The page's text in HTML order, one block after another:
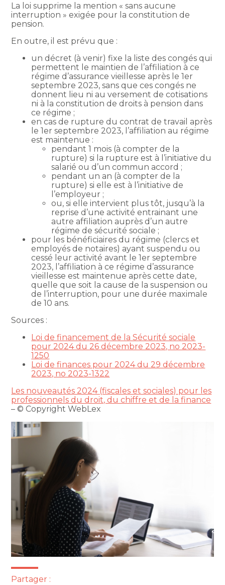
La loi supprime la mention « sans aucune
interruption » exigée pour la constitution de
pension.
En outre, il est prévu que :
un décret (à venir) fixe la liste des congés qui
permettent le maintien de l’affiliation à ce
régime d’assurance vieillesse après le 1er
septembre 2023, sans que ces congés ne
donnent lieu ni au versement de cotisations
ni à la constitution de droits à pension dans
ce régime ;
en cas de rupture du contrat de travail après
le 1er septembre 2023, l’affiliation au régime
est maintenue :
pendant 1 mois (à compter de la
rupture) si la rupture est à l’initiative du
salarié ou d’un commun accord ;
pendant un an (à compter de la
rupture) si elle est à l’initiative de
l’employeur ;
ou, si elle intervient plus tôt, jusqu’à la
reprise d’une activité entrainant une
autre affiliation auprès d’un autre
régime de sécurité sociale ;
pour les bénéficiaires du régime (clercs et
employés de notaires) ayant suspendu ou
cessé leur activité avant le 1er septembre
2023, l’affiliation à ce régime d’assurance
vieillesse est maintenue après cette date,
quelle que soit la cause de la suspension ou
de l’interruption, pour une durée maximale
de 10 ans.
Sources :
Loi de financement de la Sécurité sociale
pour 2024 du 26 décembre 2023, no 2023-
1250
Loi de finances pour 2024 du 29 décembre
2023, no 2023-1322
Les nouveautés 2024 (fiscales et sociales) pour les
professionnels du droit, du chiffre et de la finance
– © Copyright WebLex
Partager :